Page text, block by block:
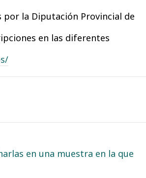
por la Diputación Provincial de
en las diferentes
en una muestra en la que